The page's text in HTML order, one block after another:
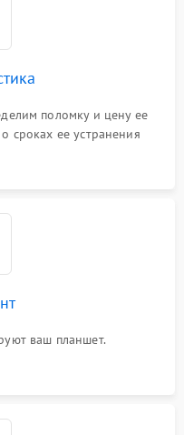
поломку и цену ее
сроках ее устранения
ваш планшет.